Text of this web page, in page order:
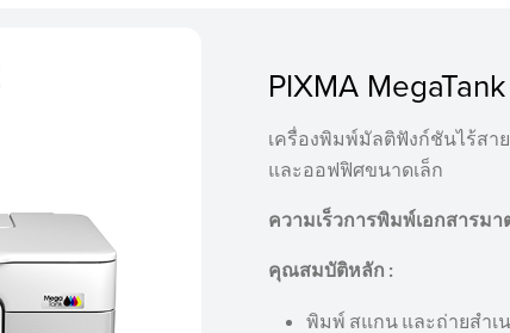
PIXMA
เครื่องพิมพ์มัลติฟังก์ชันไร้ส
และออฟฟิศขนาดเล็ก
ความเร็วการพิมพ์เอกสารมา
คุณสมบัติหลัก :
พิมพ์ สแกน และถ่ายสำเ